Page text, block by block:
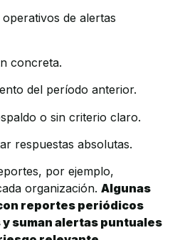
de alertas
concreta.
del período anterior.
o sin criterio claro.
respuestas absolutas.
por ejemplo,
organización. Algunas
reportes periódicos
suman alertas puntuales